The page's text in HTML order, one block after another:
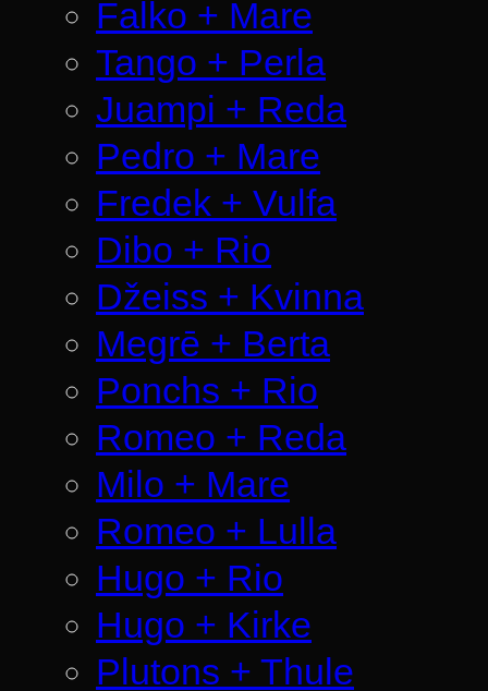
Falko + Mare
Tango + Perla
Juampi + Reda
Pedro + Mare
Fredek + Vulfa
Dibo + Rio
Džeiss + Kvinna
Megrē + Berta
Ponchs + Rio
Romeo + Reda
Milo + Mare
Romeo + Lulla
Hugo + Rio
Hugo + Kirke
Plutons + Thule